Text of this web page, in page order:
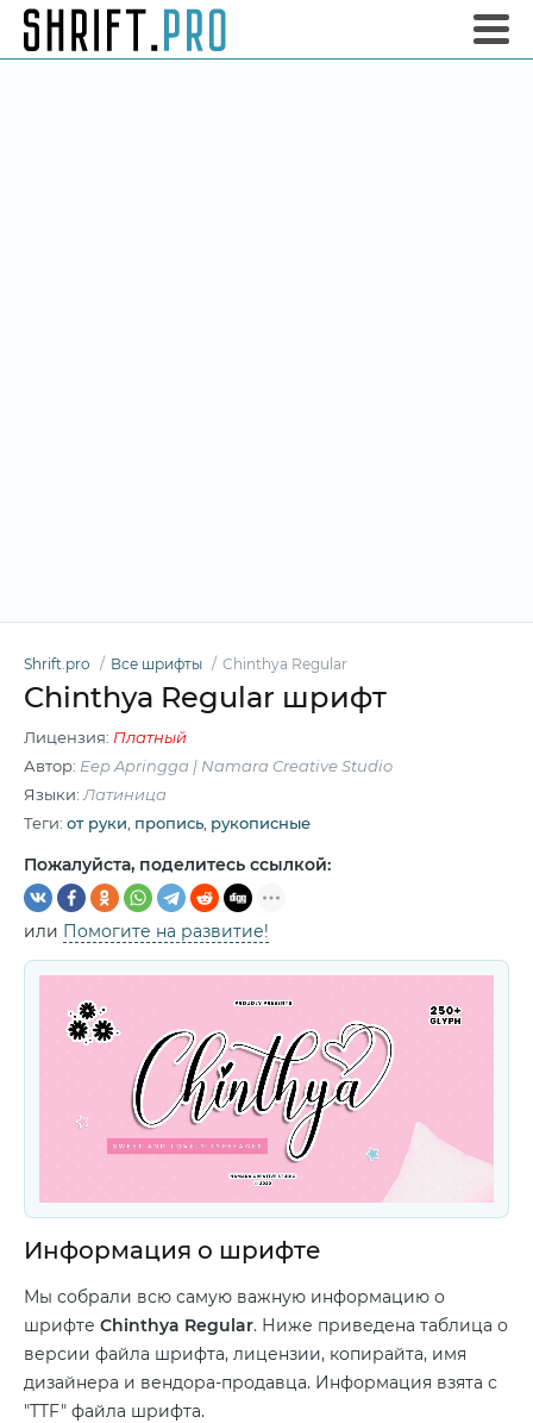
Shrift.pro Все шрифты Chinthya Regular
Chinthya Regular шрифт
Лицензия: Платный
Автор: Eep Apringga | Namara Creative Studio
Языки: Латиница
Теги: от руки пропись рукописные
Пожалуйста, поделитесь ссылкой:
или Помогите на развитие!
Информация о шрифте
Мы собрали всю самую важную информацию о
шрифте Chinthya Regular. Ниже приведена таблица о
версии файла шрифта, лицензии, копирайта, имя
дизайнера и вендора-продавца. Информация взята с
"TTF" файла шрифта.